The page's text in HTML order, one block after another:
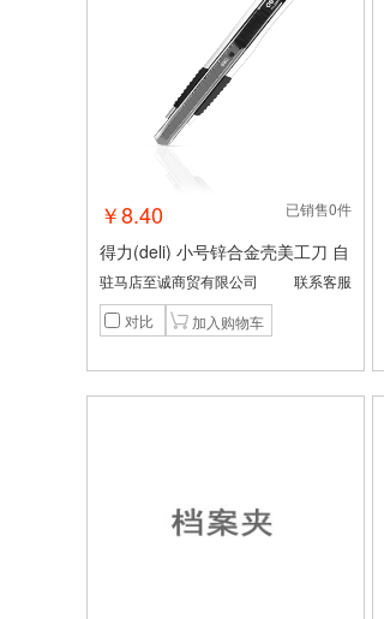
已销售0件
￥8.40
得力(deli) 小号锌合金壳美工刀 自
动锁定功能裁纸刀2056
驻马店至诚商贸有限公司
联系客服
对比